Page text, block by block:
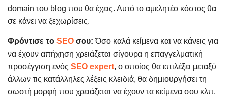
domain του blog που θα έχεις. Αυτό το αμελητέο κόστος θα
σε κάνει να ξεχωρίσεις.
Φρόντισε το SEO σου: Όσο καλά κείμενα και να κάνεις για
να έχουν απήχηση χρειάζεται σίγουρα η επαγγελματική
προσέγγιση ενός SEO expert, ο οποίος θα επιλέξει μεταξύ
άλλων τις κατάλληλες λέξεις κλειδιά, θα δημιουργήσει τη
σωστή μορφή που χρειάζεται να έχουν τα κείμενα σου κλπ.